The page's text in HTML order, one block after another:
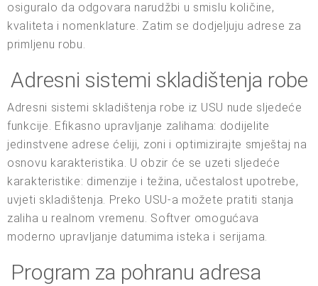
osiguralo da odgovara narudžbi u smislu količine,
kvaliteta i nomenklature. Zatim se dodjeljuju adrese za
primljenu robu.
Adresni sistemi skladištenja robe
Adresni sistemi skladištenja robe iz USU nude sljedeće
funkcije. Efikasno upravljanje zalihama: dodijelite
jedinstvene adrese ćeliji, zoni i optimizirajte smještaj na
osnovu karakteristika. U obzir će se uzeti sljedeće
karakteristike: dimenzije i težina, učestalost upotrebe,
uvjeti skladištenja. Preko USU-a možete pratiti stanja
zaliha u realnom vremenu. Softver omogućava
moderno upravljanje datumima isteka i serijama.
Program za pohranu adresa